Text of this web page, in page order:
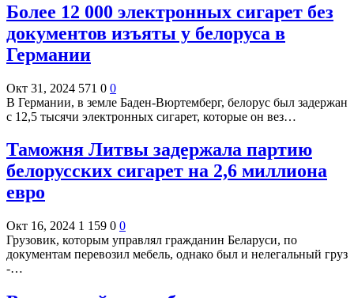
Более 12 000 электронных сигарет без
документов изъяты у белоруса в
Германии
Окт 31, 2024 571 0 0
В Германии, в земле Баден-Вюртемберг, белорус был задержан
с 12,5 тысячи электронных сигарет, которые он вез…
Таможня Литвы задержала партию
белорусских сигарет на 2,6 миллиона
евро
Окт 16, 2024 1 159 0 0
Грузовик, которым управлял гражданин Беларуси, по
документам перевозил мебель, однако был и нелегальный груз
-…